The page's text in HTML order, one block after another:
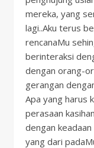
mereka, yang
lagi..Aku terus
rencanaMu
berinteraksi
dengan orang-
gerangan
Apa yang harus
perasaan
dengan
yang dari